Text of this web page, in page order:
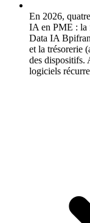
En 2026,
IA en PME : la
Data IA
et la trésorerie
des dispositifs.
logiciels